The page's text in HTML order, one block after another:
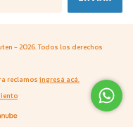
- 2026. Todos los derechos
reclamos ingresá acá.